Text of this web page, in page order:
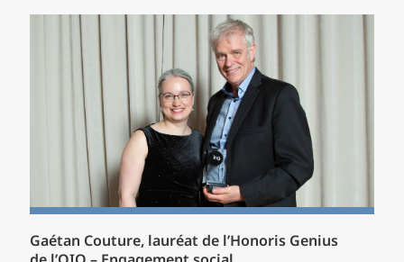
Gaétan Couture, lauréat de l’Honoris Genius